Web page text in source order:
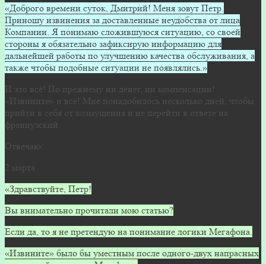
«Доброго времени суток, Дмитрий! Меня зовут Петр.
Приношу извинения за доставленные неудобства от лица
Компании. Я понимаю сложившуюся ситуацию, со своей
стороны я обязательно зафиксирую информацию для
дальнейшей работы по улучшению качества обслуживания, а
также чтобы подобные ситуации не появлялись.»
И это всё! По прежнему ни денег, ни компенсации!
«Извините» и всё! Мне понадобилось несколько дней, чтобы
прийти в себя от возмущения и не перейти в ответе на
французский.
Отвечаю:
2 марта
«Здравствуйте, Петр!
Вы внимательно прочитали мою статью?
Если да, то я не претендую на понимание логики Мегафона.
«Извините» было бы уместным после одного-двух напрасных